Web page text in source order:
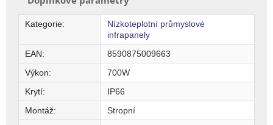
Kategorie:
Nízkoteplotní průmyslové
infrapanely
EAN:
8590875009663
Výkon:
700W
Krytí:
IP66
Montáž:
Stropní